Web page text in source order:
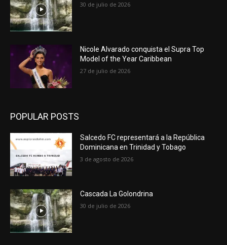
30 de julio de 2026
Nicole Alvarado conquista el Supra Top
Model of the Year Caribbean
27 de julio de 2026
POPULAR POSTS
Salcedo FC representará a la República
Dominicana en Trinidad y Tobago
3 de agosto de 2026
Cascada La Golondrina
30 de julio de 2026